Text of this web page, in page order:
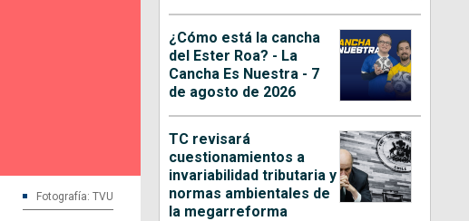
Fotografía: TVU
¿Cómo está la cancha
del Ester Roa? - La
Cancha Es Nuestra - 7
de agosto de 2026
TC revisará
cuestionamientos a
invariabilidad tributaria y
normas ambientales de
la megarreforma